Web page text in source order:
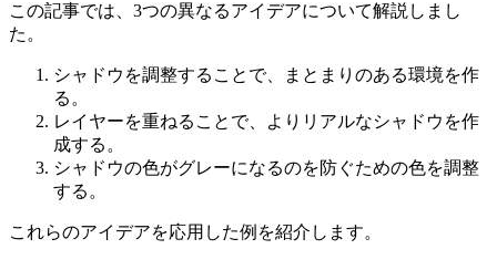
この記事では、3つの異なるアイデアについて解説しまし
た。
シャドウを調整することで、まとまりのある環境を作
る。
レイヤーを重ねることで、よりリアルなシャドウを作
成する。
シャドウの色がグレーになるのを防ぐための色を調整
する。
これらのアイデアを応用した例を紹介します。